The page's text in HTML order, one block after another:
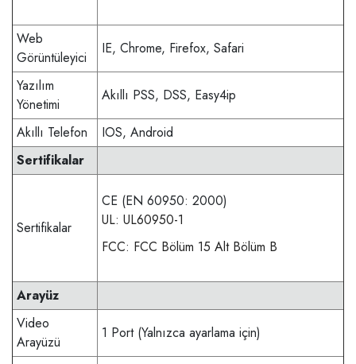
Web
Görüntüleyici
IE, Chrome, Firefox, Safari
Yazılım
Yönetimi
Akıllı PSS, DSS, Easy4ip
Akıllı Telefon
IOS, Android
Sertifikalar
Sertifikalar
CE (EN 60950: 2000)
UL: UL60950-1
FCC: FCC Bölüm 15 Alt Bölüm B
Arayüz
Video
Arayüzü
1 Port (Yalnızca ayarlama için)